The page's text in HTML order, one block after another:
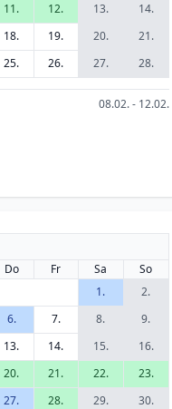
11. 12. 13.
14.
18. 19. 20.
21.
25. 26. 27. 28.
08.02. - 12.02.
Do Fr Sa
So
1.
2.
6. 7. 8.
9.
13. 14. 15.
16.
20. 21. 22.
23.
27. 28. 29.
30.